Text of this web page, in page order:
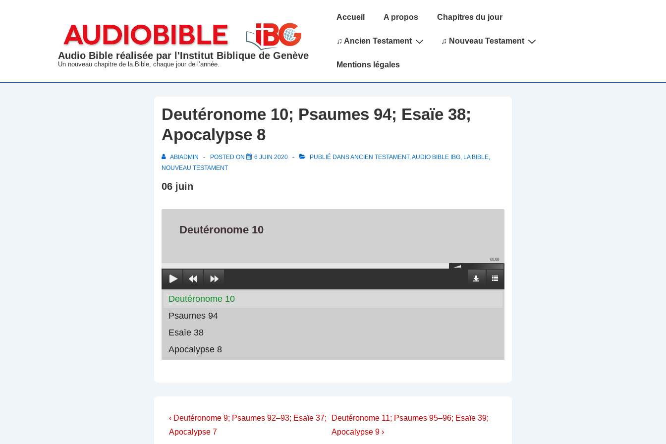
Audio Bible réalisée par l'Institut Biblique de Genève
Un nouveau chapitre de la Bible, chaque jour de l’année.
Main
Accueil A propos Chapitres du jour
♫ Ancien Testament ♫ Nouveau Testament
Mentions légales
Deutéronome 10; Psaumes 94; Esaïe 38;
Apocalypse 8
ABIADMIN POSTED ON 6 JUIN 2020 PUBLIÉ DANSANCIEN TESTAMENT,AUDIO BIBLE IBG, LA BIBLE,
NOUVEAU TESTAMENT
06 juin
Deutéronome 10
00:00
Deutéronome 10
Psaumes 94
Esaïe 38
Apocalypse 8
Navigation
de
Previous
Post
‹ Deutéronome 9; Psaumes 92–93; Esaïe 37;
Apocalypse 7
Next
Post
Deutéronome 11; Psaumes 95–96; Esaïe 39;
Apocalypse 9 ›